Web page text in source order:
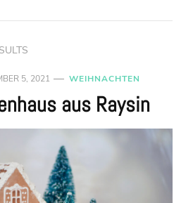
5, 2021 WEIHNACHTEN
aus Raysin